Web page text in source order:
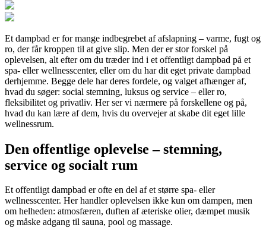
Et dampbad er for mange indbegrebet af afslapning – varme, fugt og
ro, der får kroppen til at give slip. Men der er stor forskel på
oplevelsen, alt efter om du træder ind i et offentligt dampbad på et
spa- eller wellnesscenter, eller om du har dit eget private dampbad
derhjemme. Begge dele har deres fordele, og valget afhænger af,
hvad du søger: social stemning, luksus og service – eller ro,
fleksibilitet og privatliv. Her ser vi nærmere på forskellene og på,
hvad du kan lære af dem, hvis du overvejer at skabe dit eget lille
wellnessrum.
Den offentlige oplevelse – stemning,
service og socialt rum
Et offentligt dampbad er ofte en del af et større spa- eller
wellnesscenter. Her handler oplevelsen ikke kun om dampen, men
om helheden: atmosfæren, duften af æteriske olier, dæmpet musik
og måske adgang til sauna, pool og massage.